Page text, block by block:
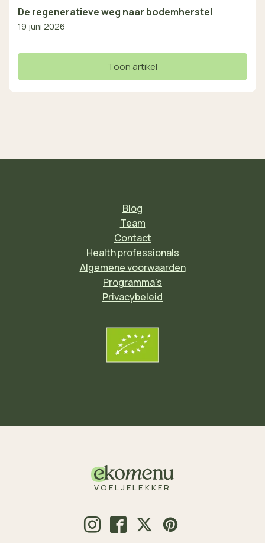
De regeneratieve weg naar bodemherstel
19 juni 2026
Toon artikel
Blog
Team
Contact
Health professionals
Algemene voorwaarden
Programma's
Privacybeleid
VOELJELEKKER